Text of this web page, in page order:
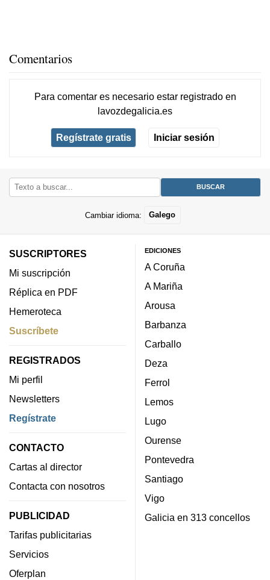
Comentarios
Para comentar es necesario estar registradoen
lavozdegalicia.es
Regístrate gratis Iniciar sesión
Cambiar idioma: Galego
SUSCRIPTORES
Mi suscripción
Réplica en PDF
Hemeroteca
Suscríbete
REGISTRADOS
Mi perfil
Newsletters
Regístrate
CONTACTO
Cartas al director
Contacta con nosotros
PUBLICIDAD
Tarifas publicitarias
Servicios
Oferplan
EDICIONES
A Coruña
A Mariña
Arousa
Barbanza
Carballo
Deza
Ferrol
Lemos
Lugo
Ourense
Pontevedra
Santiago
Vigo
Galicia en 313 concellos